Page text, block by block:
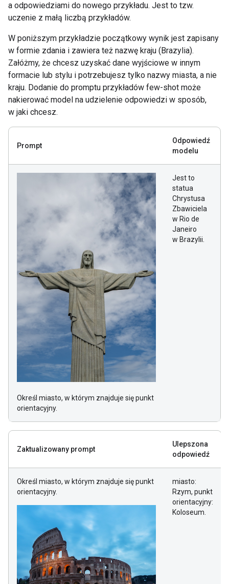
a odpowiedziami do nowego przykładu. Jest to tzw.
uczenie z małą liczbą przykładów.
W poniższym przykładzie początkowy wynik jest zapisany
w formie zdania i zawiera też nazwę kraju (Brazylia).
Załóżmy, że chcesz uzyskać dane wyjściowe w innym
formacie lub stylu i potrzebujesz tylko nazwy miasta, a nie
kraju. Dodanie do promptu przykładów few-shot może
nakierować model na udzielenie odpowiedzi w sposób,
w jaki chcesz.
Prompt
Odpowiedź
modelu
Określ miasto, w którym znajduje się punkt
orientacyjny.
Jest to
statua
Chrystusa
Zbawiciela
w Rio de
Janeiro
w Brazylii.
Zaktualizowany prompt
Ulepszona
odpowiedź
Określ miasto, w którym znajduje się punkt
orientacyjny.
miasto:
Rzym, punkt
orientacyjny:
Koloseum.